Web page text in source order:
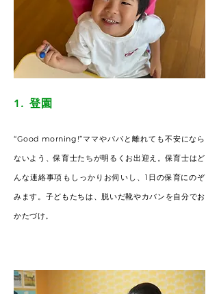
1. 登園
“Good morning!”ママやパパと離れても不安になら
ないよう、保育士たちが明るくお出迎え。保育士はど
んな連絡事項もしっかりお伺いし、1日の保育にのぞ
みます。子どもたちは、脱いだ靴やカバンを自分でお
かたづけ。